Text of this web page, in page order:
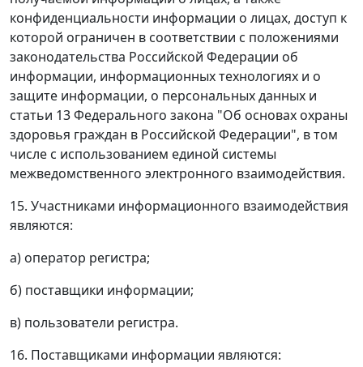
конфиденциальности информации о лицах, доступ к
которой ограничен в соответствии с положениями
законодательства Российской Федерации об
информации, информационных технологиях и о
защите информации, о персональных данных и
статьи 13 Федерального закона "Об основах охраны
здоровья граждан в Российской Федерации", в том
числе с использованием единой системы
межведомственного электронного взаимодействия.
15. Участниками информационного взаимодействия
являются:
а) оператор регистра;
б) поставщики информации;
в) пользователи регистра.
16. Поставщиками информации являются: